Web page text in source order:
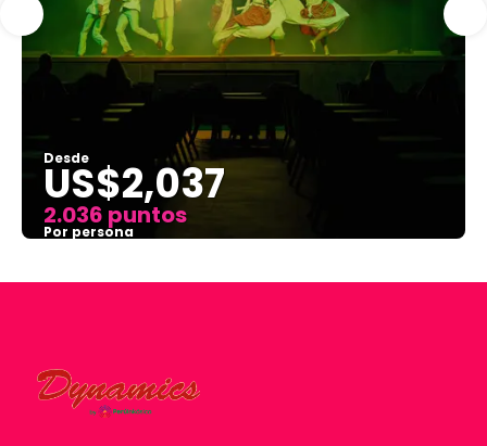
Desde
US$2,037
2.036 puntos
Por persona